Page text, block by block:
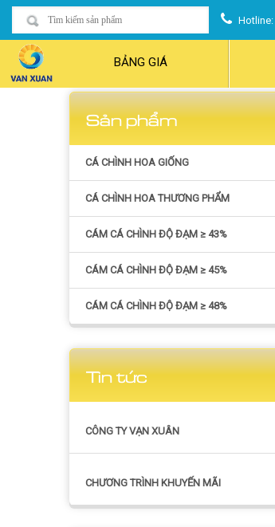
Hotline:
BẢNG GIÁ
Sản phẩm
CÁ CHÌNH HOA GIỐNG
CÁ CHÌNH HOA THƯƠNG PHẨM
CÁM CÁ CHÌNH ĐỘ ĐẠM ≥ 43%
CÁM CÁ CHÌNH ĐỘ ĐẠM ≥ 45%
CÁM CÁ CHÌNH ĐỘ ĐẠM ≥ 48%
Tin tức
CÔNG TY VẠN XUÂN
CHƯƠNG TRÌNH KHUYẾN MÃI